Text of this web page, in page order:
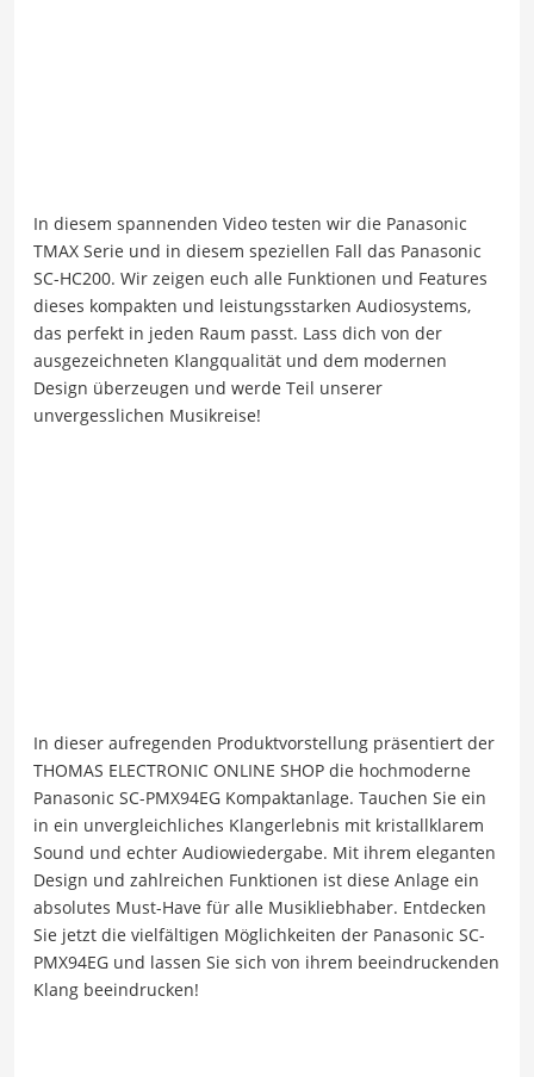
In diesem spannenden Video testen wir die Panasonic
TMAX Serie und in diesem speziellen Fall das Panasonic
SC-HC200. Wir zeigen euch alle Funktionen und Features
dieses kompakten und leistungsstarken Audiosystems,
das perfekt in jeden Raum passt. Lass dich von der
ausgezeichneten Klangqualität und dem modernen
Design überzeugen und werde Teil unserer
unvergesslichen Musikreise!
In dieser aufregenden Produktvorstellung präsentiert der
THOMAS ELECTRONIC ONLINE SHOP die hochmoderne
Panasonic SC-PMX94EG Kompaktanlage. Tauchen Sie ein
in ein unvergleichliches Klangerlebnis mit kristallklarem
Sound und echter Audiowiedergabe. Mit ihrem eleganten
Design und zahlreichen Funktionen ist diese Anlage ein
absolutes Must-Have für alle Musikliebhaber. Entdecken
Sie jetzt die vielfältigen Möglichkeiten der Panasonic SC-
PMX94EG und lassen Sie sich von ihrem beeindruckenden
Klang beeindrucken!